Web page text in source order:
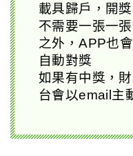
載具歸戶，開
不需要一張一
之外，APP也
自動對獎
如果有中獎，
台會以email主